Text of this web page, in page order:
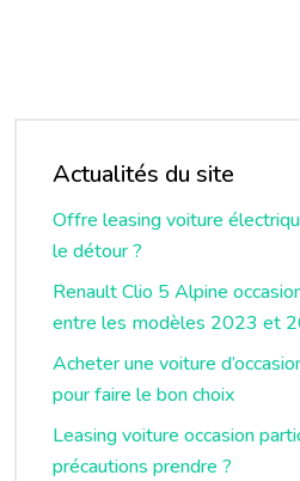
Actualités du site
Offre leasing voiture
le détour ?
Renault Clio 5 Alpine
entre les modèles 2023 et
Acheter une voiture
pour faire le bon choix
Leasing voiture occasion
précautions prendre ?